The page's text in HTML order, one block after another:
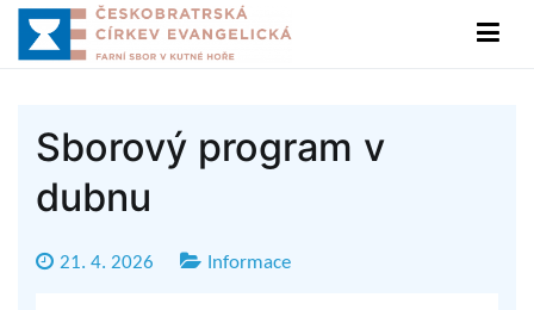
Přeskočit
Sborový program v
dubnu
21. 4. 2026 Informace